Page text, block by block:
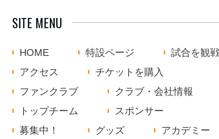
SITE MENU
HOME 特設ページ
試合を観
アクセス
チケットを購入
ファンクラブ
クラブ・会社情報
トップチーム
スポンサー
募集中！
グッズ
アカデミー